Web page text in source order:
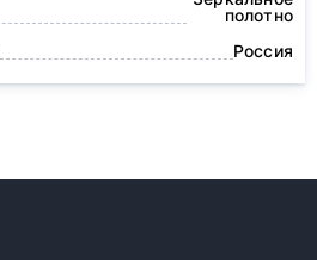
полотно
Россия